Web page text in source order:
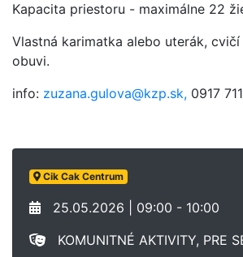
Kapacita priestoru - maximálne 22
Vlastná karimatka alebo uterák,
obuvi.
info: zuzana.gulova@kzp.sk, 0917
Cik Cak Centrum
25.05.2026 | 09:00 - 10:00
KOMUNITNÉ AKTIVITY, PRE